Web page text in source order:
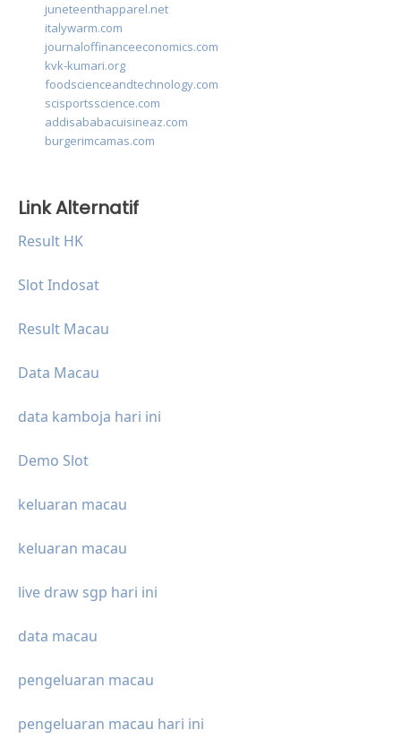
juneteenthapparel.net
italywarm.com
journaloffinanceeconomics.com
kvk-kumari.org
foodscienceandtechnology.com
scisportsscience.com
addisababacuisineaz.com
burgerimcamas.com
Link Alternatif
Result HK
Slot Indosat
Result Macau
Data Macau
data kamboja hari ini
Demo Slot
keluaran macau
keluaran macau
live draw sgp hari ini
data macau
pengeluaran macau
pengeluaran macau hari ini